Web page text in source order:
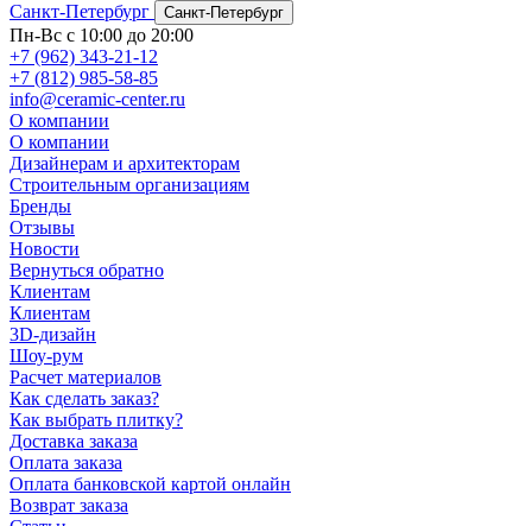
Санкт-Петербург
Санкт-Петербург
Пн-Вс с 10:00 до 20:00
+7 (962) 343-21-12
+7 (812) 985-58-85
info@ceramic-center.ru
О компании
О компании
Дизайнерам и архитекторам
Строительным организациям
Бренды
Отзывы
Новости
Вернуться обратно
Клиентам
Клиентам
3D-дизайн
Шоу-рум
Расчет материалов
Как сделать заказ?
Как выбрать плитку?
Доставка заказа
Оплата заказа
Оплата банковской картой онлайн
Возврат заказа